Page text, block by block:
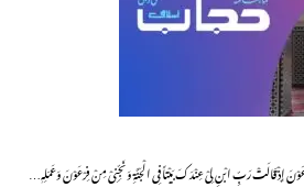
إِذْ قَالَتْ رَبِّ ابْنِ لِیْ عِنْدَکَ بَیْتاً فِی الْجَنَّۃِ وَنَجِّنِیْ مِنْ فِرْعَوْنَ وَعَمَلِہٖ…